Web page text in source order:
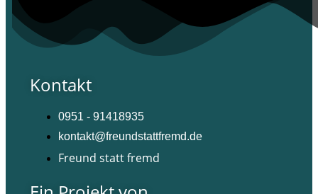
Kontakt
0951 - 91418935
kontakt@freundstattfremd.de
Freund statt fremd